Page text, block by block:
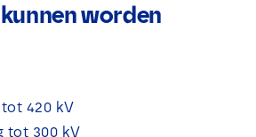
worden
420 kV
tot 300 kV